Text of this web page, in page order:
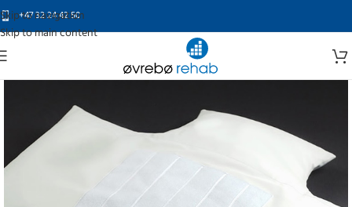
Skip to navigation
Skip to main content
+47 32 24 42 50